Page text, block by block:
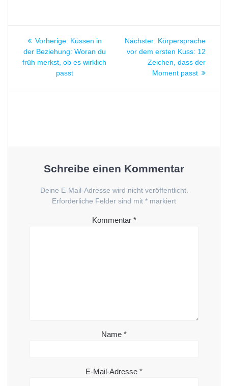
Beitragsnavigation
Vorherige: Vorheriger
Beitrag:
Küssen in
der Beziehung: Woran du
früh merkst, ob es wirklich
passt
Nächster: Nächster
Beitrag:
Körpersprache
vor dem ersten Kuss: 12
Zeichen, dass der
Moment passt
Schreibe einen Kommentar
Deine E-Mail-Adresse wird nicht veröffentlicht.
Erforderliche Felder sind mit * markiert
Kommentar *
Name *
E-Mail-Adresse *